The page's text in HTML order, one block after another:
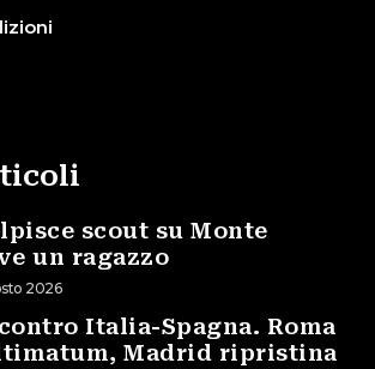
scout su Monte
un ragazzo
2026
Italia-Spagna. Roma
Madrid ripristina